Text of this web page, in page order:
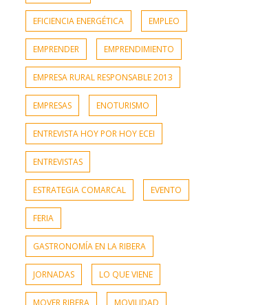
EFICIENCIA ENERGÉTICA EMPLEO
EMPRENDER EMPRENDIMIENTO
EMPRESA RURAL RESPONSABLE 2013
EMPRESAS ENOTURISMO
ENTREVISTA HOY POR HOY ECEI
ENTREVISTAS
ESTRATEGIA COMARCAL EVENTO
FERIA
GASTRONOMÍA EN LA RIBERA
JORNADAS LO QUE VIENE